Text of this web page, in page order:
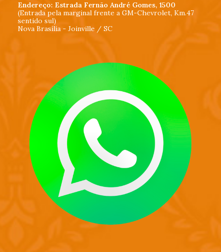
Endereço: Estrada Fernão André Gomes, 1500
(Entrada pela marginal frente a GM-Chevrolet, Km.47
sentido sul)
Nova Brasília - Joinville / SC